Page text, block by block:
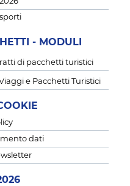
- MODULI
di pacchetti turistici
e Pacchetti Turistici
dati